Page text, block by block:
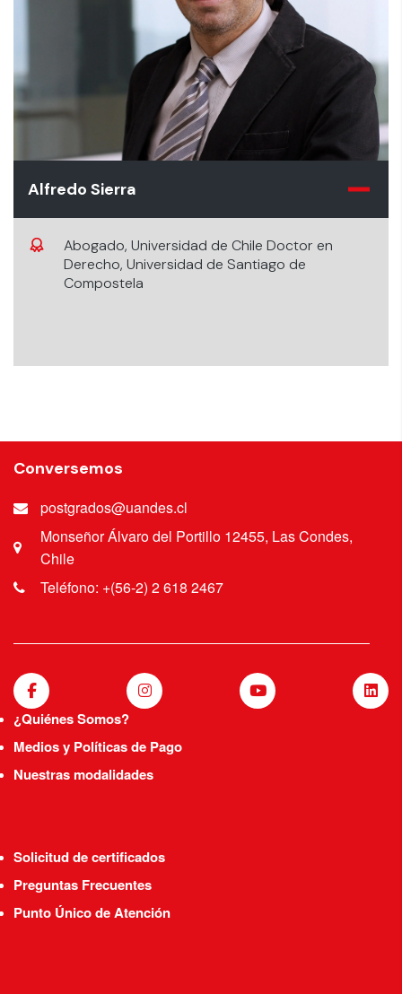
Alfredo Sierra
Abogado, Universidad de Chile Doctor en
Derecho, Universidad de Santiago de
Compostela
Conversemos
postgrados@uandes.cl
Monseñor Álvaro del Portillo 12455, Las Condes,
Chile
Teléfono: +(56-2) 2 618 2467
¿Quiénes Somos?
Medios y Políticas de Pago
Nuestras modalidades
Solicitud de certificados
Preguntas Frecuentes
Punto Único de Atención